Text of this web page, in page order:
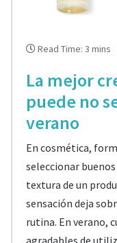
Read Time: 3 mins
La mejor
puede no
verano
En cosmética,
seleccionar
textura de un
sensación deja
rutina. En verano,